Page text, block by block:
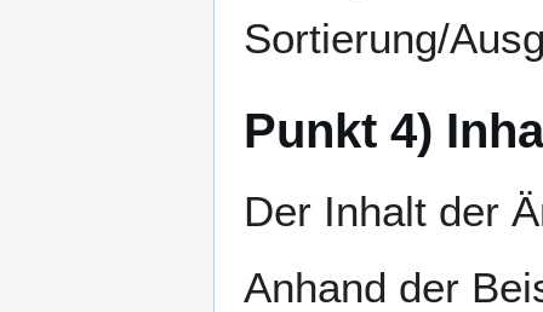
Sortierung/
Punkt 4)
Der Inhalt der
Anhand der